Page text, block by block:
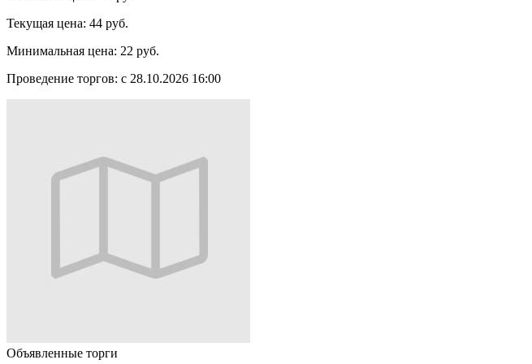
Текущая цена: 44 руб.
Минимальная цена: 22 руб.
Проведение торгов: с 28.10.2026 16:00
Объявленные торги